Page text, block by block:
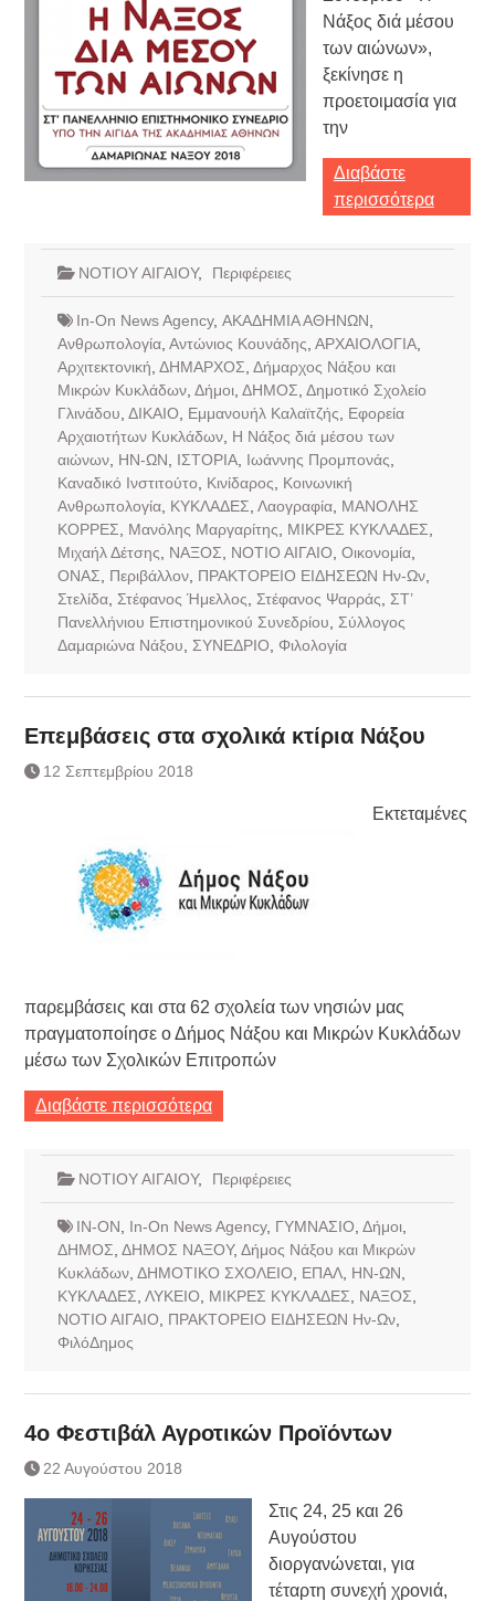
Νάξος διά μέσου
των αιώνων»,
ξεκίνησε η
προετοιμασία για
την
Διαβάστε
περισσότερα
ΝΟΤΙΟΥ ΑΙΓΑΙΟΥ, Περιφέρειες
In-On News Agency, ΑΚΑΔΗΜΙΑ ΑΘΗΝΩΝ
Ανθρωπολογία, Αντώνιος Κουνάδης ΑΡΧΑΙΟΛΟΓΙΑ,
Αρχιτεκτονική ΔΗΜΑΡΧΟΣ Δήμαρχος Νάξου και
Μικρών Κυκλάδων, Δήμοι, ΔΗΜΟΣ Δημοτικό Σχολείο
Γλινάδου ΔΙΚΑΙΟ Εμμανουήλ Καλαϊτζής
Εφορεία
Αρχαιοτήτων Κυκλάδων, Η Νάξος διά μέσου των
αιώνων, ΗΝ-ΩΝ ΙΣΤΟΡΙΑ, Ιωάννης Προμπονάς
Καναδικό Ινστιτούτο
Κινίδαρος
Κοινωνική
Ανθρωπολογία, ΚΥΚΛΑΔΕΣ Λαογραφία, ΜΑΝΟΛΗΣ
ΚΟΡΡΕΣ
Μανόλης Μαργαρίτης ΜΙΚΡΕΣ ΚΥΚΛΑΔΕΣ
Μιχαήλ Δέτσης
ΝΑΞΟΣ ΝΟΤΙΟ ΑΙΓΑΙΟ Οικονομία,
ΟΝΑΣ
Περιβάλλον, ΠΡΑΚΤΟΡΕΙΟ ΕΙΔΗΣΕΩΝ Ην-Ων,
Στελίδα, Στέφανος Ήμελλος Στέφανος Ψαρράς
ΣΤ’
Πανελλήνιου Επιστημονικού Συνεδρίου
Σύλλογος
Δαμαριώνα Νάξου
ΣΥΝΕΔΡΙΟ Φιλολογία
Επεμβάσεις στα σχολικά κτίρια Νάξου
12 Σεπτεμβρίου 2018
Εκτεταμένες
παρεμβάσεις και στα 62 σχολεία των νησιών μας
πραγματοποίησε ο Δήμος Νάξου και Μικρών Κυκλάδων
μέσω των Σχολικών Επιτροπών
Διαβάστε περισσότερα
ΝΟΤΙΟΥ ΑΙΓΑΙΟΥ, Περιφέρειες
IN-ON In-On News Agency, ΓΥΜΝΑΣΙΟ Δήμοι,
ΔΗΜΟΣ ΔΗΜΟΣ ΝΑΞΟΥ, Δήμος Νάξου και Μικρών
Κυκλάδων, ΔΗΜΟΤΙΚΟ ΣΧΟΛΕΙΟ ΕΠΑΛ, ΗΝ-ΩΝ
ΚΥΚΛΑΔΕΣ ΛΥΚΕΙΟ ΜΙΚΡΕΣ ΚΥΚΛΑΔΕΣ ΝΑΞΟΣ
ΝΟΤΙΟ ΑΙΓΑΙΟ
ΠΡΑΚΤΟΡΕΙΟ ΕΙΔΗΣΕΩΝ Ην-Ων,
ΦιλόΔημος
4ο Φεστιβάλ Αγροτικών Προϊόντων
22 Αυγούστου 2018
Στις 24, 25 και 26
Αυγούστου
διοργανώνεται, για
τέταρτη συνεχή χρονιά,